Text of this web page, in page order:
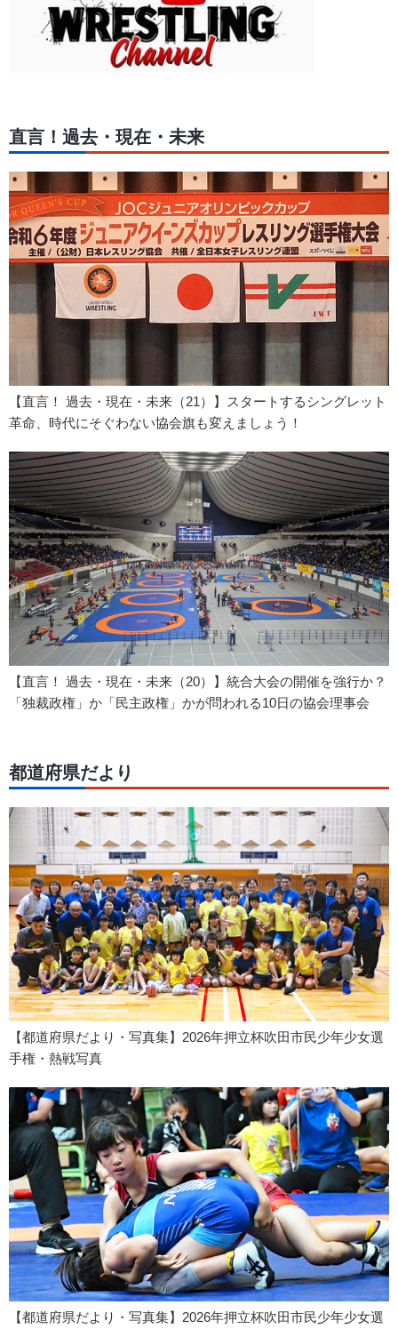
直言！過去・現在・未来
【直言！ 過去・現在・未来（21）】スタートするシングレット
革命、時代にそぐわない協会旗も変えましょう！
【直言！ 過去・現在・未来（20）】統合大会の開催を強行か？
「独裁政権」か「民主政権」かが問われる10日の協会理事会
都道府県だより
【都道府県だより・写真集】2026年押立杯吹田市民少年少女選
手権・熱戦写真
【都道府県だより・写真集】2026年押立杯吹田市民少年少女選